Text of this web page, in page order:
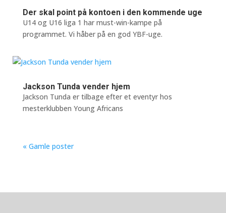
Der skal point på kontoen i den kommende uge
U14 og U16 liga 1 har must-win-kampe på
programmet. Vi håber på en god YBF-uge.
Jackson Tunda vender hjem
Jackson Tunda er tilbage efter et eventyr hos
mesterklubben Young Africans
« Gamle poster